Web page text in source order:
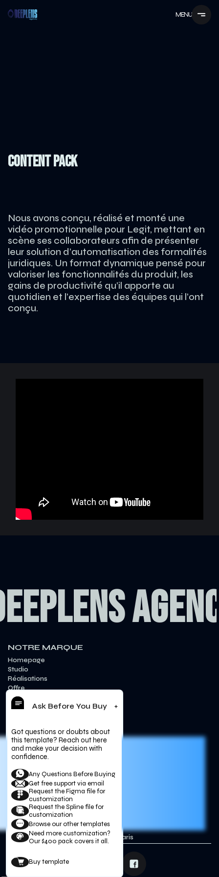
MENU
CONTENT PACK
Nous avons conçu, réalisé et monté une
vidéo promotionnelle pour Legit, mettant en
scène ses collaborateurs afin de présenter
leur solution d’automatisation des formalités
juridiques. Un format dynamique pensé pour
valoriser les fonctionnalités du produit, les
gains de productivité qu’il apporte au
quotidien et l’expertise des équipes qui l’ont
conçu.
NOTRE MARQUE
Homepage
Studio
Réalisations
Offre
Équipe
Contact
INFORMATIONS LÉGALES
Mentions légales
CGU
CONTACTEZ-NOUS !
contact@deeplensagency.com
01 47 70 07 91
📍 7 rue Ambroise Thomas, 75009 Paris
Ask Before You Buy +
Got questions or doubts about
this template? Reach out here
and make your decision with
confidence.
Any Questions Before Buying
Get free support via email
Request the Figma file for
customization
Request the Spline file for
customization
Browse our other templates
Need more customization?
Our $400 pack covers it all.
Buy template